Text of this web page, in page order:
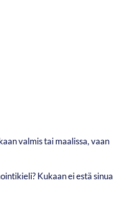
valmis tai maalissa, vaan
Kukaan ei estä sinua